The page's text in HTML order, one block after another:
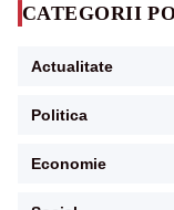
CATEGORII
Actualitate
Politica
Economie